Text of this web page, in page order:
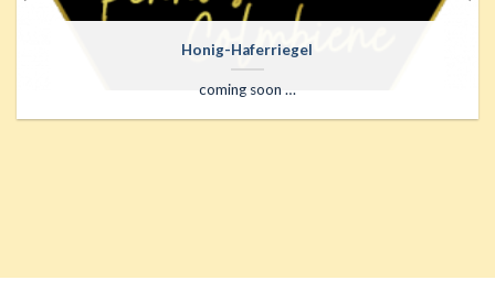
Honig-Haferriegel
coming soon …